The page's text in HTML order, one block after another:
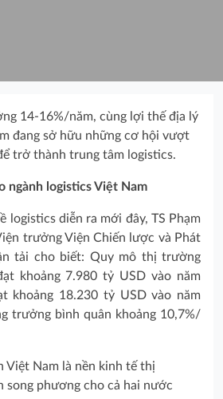
14-16%/năm, cùng lợi thế địa lý
đang sở hữu những cơ hội vượt
trở thành trung tâm logistics.
ngành logistics Việt Nam
logistics diễn ra mới đây, TS Phạm
trưởng Viện Chiến lược và Phát
tải cho biết: Quy mô thị trường
khoảng 7.980 tỷ USD vào năm
khoảng 18.230 tỷ USD vào năm
trưởng bình quân khoảng 10,7%/